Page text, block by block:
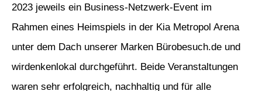
2023 jeweils ein Business-Netzwerk-Event im
Rahmen eines Heimspiels in der Kia Metropol Arena
unter dem Dach unserer Marken Bürobesuch.de und
wirdenkenlokal durchgeführt. Beide Veranstaltungen
waren sehr erfolgreich, nachhaltig und für alle